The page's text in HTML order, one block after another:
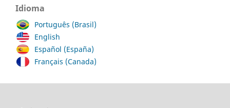
Idioma
Português (Brasil)
English
Español (España)
Français (Canada)